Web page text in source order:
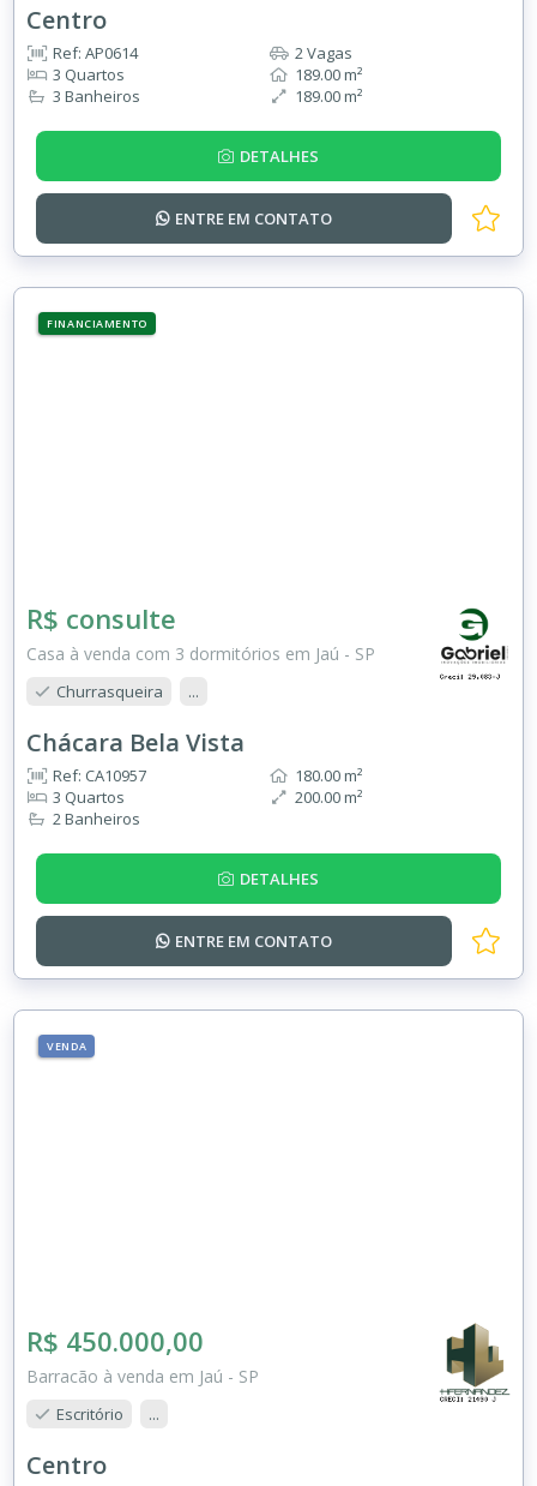
Centro
Ref: AP0614
3 Quartos
3 Banheiros
2 Vagas
189.00 m²
189.00 m²
DETALHES
ENTRE EM CONTATO
FINANCIAMENTO
R$ consulte
Casa à venda com 3 dormitórios em Jaú - SP
Churrasqueira ...
Chácara Bela Vista
Ref: CA10957
3 Quartos
2 Banheiros
180.00 m²
200.00 m²
DETALHES
ENTRE EM CONTATO
VENDA
R$ 450.000,00
Barracão à venda em Jaú - SP
Escritório ...
Centro